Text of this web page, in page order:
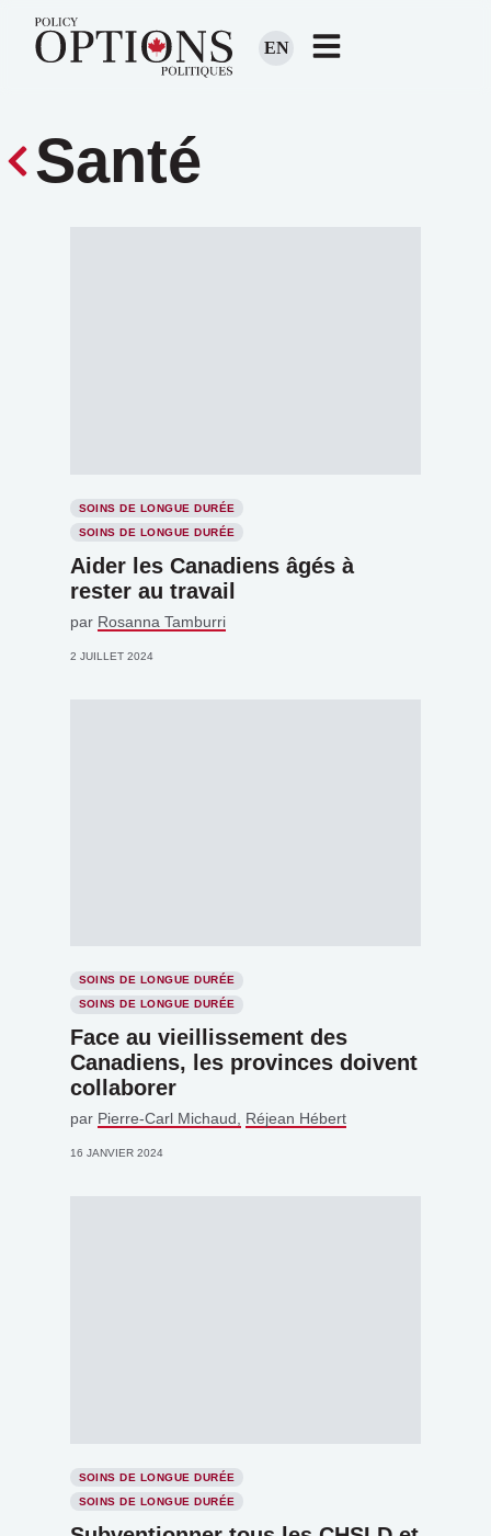
EN
Santé
SOINS DE LONGUE DURÉE
SOINS DE LONGUE DURÉE
Aider les Canadiens âgés à
rester au travail
par Rosanna Tamburri
2 JUILLET 2024
SOINS DE LONGUE DURÉE
SOINS DE LONGUE DURÉE
Face au vieillissement des
Canadiens, les provinces doivent
collaborer
par Pierre-Carl Michaud Réjean Hébert
16 JANVIER 2024
SOINS DE LONGUE DURÉE
SOINS DE LONGUE DURÉE